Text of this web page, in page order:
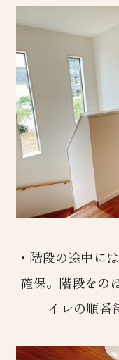
・階段の途中に
確保。階段をの
イレの順番